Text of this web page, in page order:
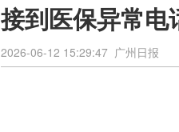
接到医保异常
2026-06-12 15:29:47 广州日报